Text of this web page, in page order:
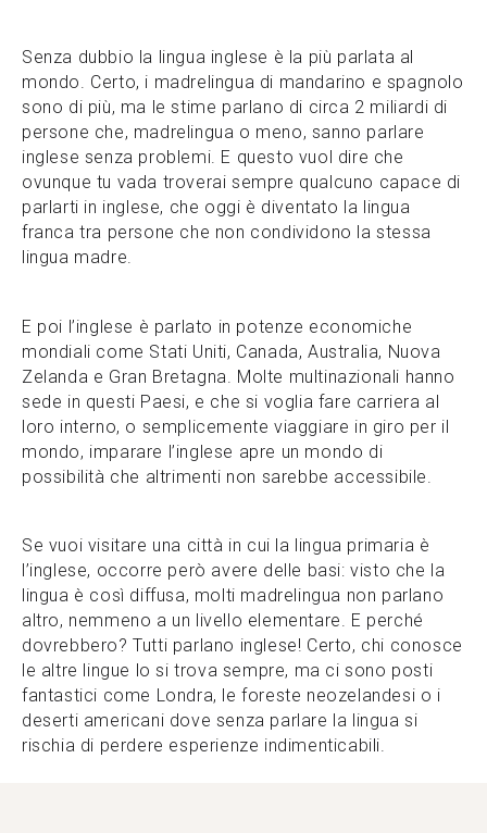
Senza dubbio la lingua inglese è la più parlata al
mondo. Certo, i madrelingua di mandarino e spagnolo
sono di più, ma le stime parlano di circa 2 miliardi di
persone che, madrelingua o meno, sanno parlare
inglese senza problemi. E questo vuol dire che
ovunque tu vada troverai sempre qualcuno capace di
parlarti in inglese, che oggi è diventato la lingua
franca tra persone che non condividono la stessa
lingua madre.
E poi l’inglese è parlato in potenze economiche
mondiali come Stati Uniti, Canada, Australia, Nuova
Zelanda e Gran Bretagna. Molte multinazionali hanno
sede in questi Paesi, e che si voglia fare carriera al
loro interno, o semplicemente viaggiare in giro per il
mondo, imparare l’inglese apre un mondo di
possibilità che altrimenti non sarebbe accessibile.
Se vuoi visitare una città in cui la lingua primaria è
l’inglese, occorre però avere delle basi: visto che la
lingua è così diffusa, molti madrelingua non parlano
altro, nemmeno a un livello elementare. E perché
dovrebbero? Tutti parlano inglese! Certo, chi conosce
le altre lingue lo si trova sempre, ma ci sono posti
fantastici come Londra, le foreste neozelandesi o i
deserti americani dove senza parlare la lingua si
rischia di perdere esperienze indimenticabili.